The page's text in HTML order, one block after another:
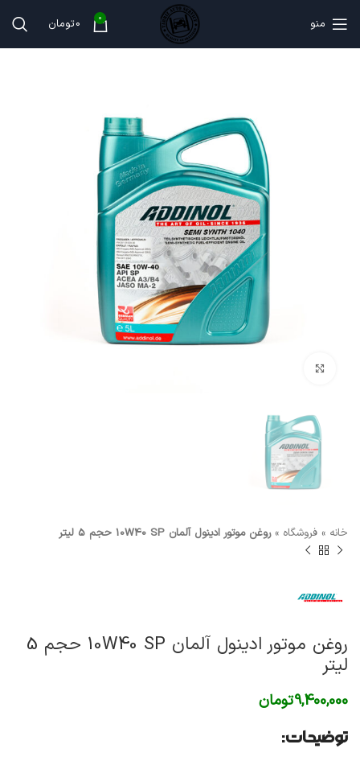
منو 0
0تومان
خانه » فروشگاه »روغن موتور ادینول آلمان 10W40 SP حجم 5 لیتر
روغن موتور ادینول آلمان 10W40 SP حجم 5
لیتر
9,400,000تومان
توضیحات: